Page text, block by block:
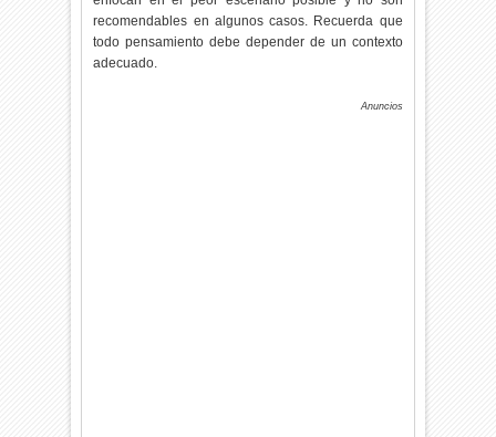
recomendables en algunos casos. Recuerda que
todo pensamiento debe depender de un contexto
adecuado.
Anuncios